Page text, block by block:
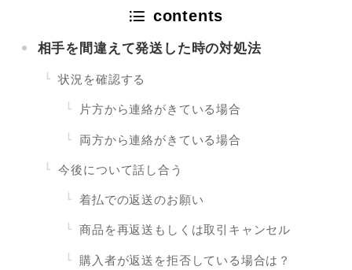
contents
相手を間違えて発送した時の対処法
状況を確認する
片方から連絡がきている場合
両方から連絡がきている場合
今後について話し合う
着払での返送のお願い
商品を再返送もしくは取引キャンセル
購入者が返送を拒否している場合は？